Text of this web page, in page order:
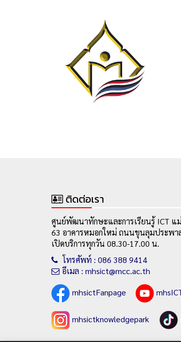
ติดต่อเรา
ศูนย์พัฒนาทักษะและการเรียนรู้ ICT แ
63 อาคารหมอกใหม่ ถนนขุนลุมประพา
เปิดบริการทุกวัน 08.30-17.00 น.
โทรศัพท์ : 086 388 9414
อีเมล : mhsict@mcc.ac.th
mhsictFanpage
mhsictknowledgepark